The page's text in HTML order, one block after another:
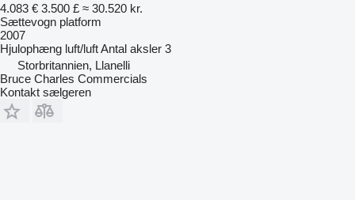
4.083 € 3.500 £ ≈ 30.520 kr.
Sættevogn platform
2007
Hjulophæng luft/luftAntal aksler 3
Storbritannien, Llanelli
Bruce Charles Commercials
Kontakt sælgeren